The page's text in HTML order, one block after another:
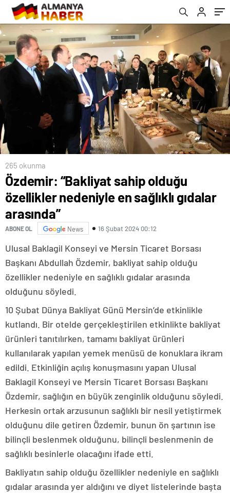
265 okunma
Özdemir: “Bakliyat sahip olduğu
özellikler nedeniyle en sağlıklı gıdalar
arasında”
ABONE OL News 16 Şubat 2024 00:12
Ulusal Baklagil Konseyi ve Mersin Ticaret Borsası
Başkanı Abdullah Özdemir, bakliyat sahip olduğu
özellikler nedeniyle en sağlıklı gıdalar arasında
olduğunu söyledi.
10 Şubat Dünya Bakliyat Günü Mersin’de etkinlikle
kutlandı. Bir otelde gerçekleştirilen etkinlikte bakliyat
ürünleri tanıtılırken, tamamı bakliyat ürünleri
kullanılarak yapılan yemek menüsü de konuklara ikram
edildi. Etkinliğin açılış konuşmasını yapan Ulusal
Baklagil Konseyi ve Mersin Ticaret Borsası Başkanı
Özdemir, sağlığın en büyük zenginlik olduğunu söyledi.
Herkesin ortak arzusunun sağlıklı bir nesil yetiştirmek
olduğunu dile getiren Özdemir, bunun ön şartının ise
bilinçli beslenmek olduğunu, bilinçli beslenmenin de
sağlıklı besinlerle olacağını ifade etti.
Bakliyatın sahip olduğu özellikler nedeniyle en sağlıklı
gıdalar arasında yer aldığını ve diyet listelerinde başta